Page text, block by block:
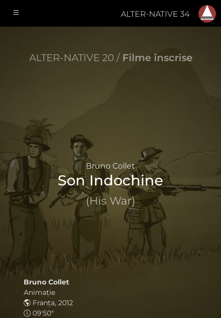
ALTER-NATIVE 34
ALTER-NATIVE 20 / Filme înscrise
Bruno Collet
Son Indochine
(His War)
Bruno Collet
Animaţie
Franța, 2012
09'50"